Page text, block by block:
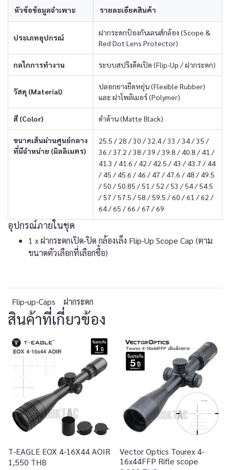
หัวข้อข้อมูลจำเพาะ รายละเอียดสินค้า
ประเภทอุปกรณ์
ฝากระดกป้องกันเลนส์กล้อง (Scope &
Red Dot Lens Protector)
กลไกการทำงาน ระบบสปริงดีดเปิด (Flip-Up / ฝากระดก)
วัสดุ (Material)
ปลอกยางยืดหยุ่น (Flexible Rubber)
และ ฝาโพลิเมอร์ (Polymer)
สี (Color) ดำด้าน (Matte Black)
ขนาดเส้นผ่านศูนย์กลาง
ที่มีจำหน่าย (มิลลิเมตร)
25.5 / 28 / 30 / 32.4 / 33 / 34 / 35 /
36 / 37.2 / 38 / 39 / 39.8 / 40.8 / 41 /
41.3 / 41.6 / 42 / 42.5 / 43 / 43.7 / 44
/ 45 / 45.6 / 46 / 47 / 47.6 / 48 / 49.5
/ 50 / 50.85 / 51 / 52 / 53 / 54 / 54.5
/ 57 / 57.5 / 58 / 59.5 / 60 / 61 / 62 /
64 / 65 / 66 / 67 / 69
อุปกรณ์ภายในชุด
1 x ฝากระดกเปิด-ปิด กล้องเล็ง Flip-Up Scope Cap (ตาม
ขนาดตัวเลือกที่เลือกซื้อ)
Flip-up-Caps ฝากระดก
สินค้าที่เกี่ยวข้อง
T-EAGLE EOX 4-16X44 AOIR
1,550 THB
Vector Optics Tourex 4-
16x44FFP Rifle scope